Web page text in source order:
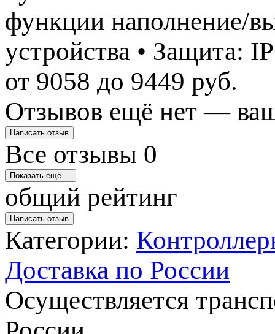
функции наполнение/
устройства • Защита:
от 9058 до 9449 руб.
Отзывов ещё нет —
Написать отзыв
Все отзывы 0
Показать ещё
общий рейтинг
Написать отзыв
Категории:
Доставка по России
Осуществляется